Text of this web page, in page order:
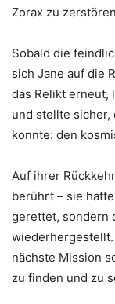
Zorax zu
Sobald die
sich Jane auf die
das Relikt erneut,
und stellte sicher,
konnte: den
Auf ihrer
berührt – sie
gerettet, sondern
wiederhergestellt.
nächste Mission
zu finden und zu